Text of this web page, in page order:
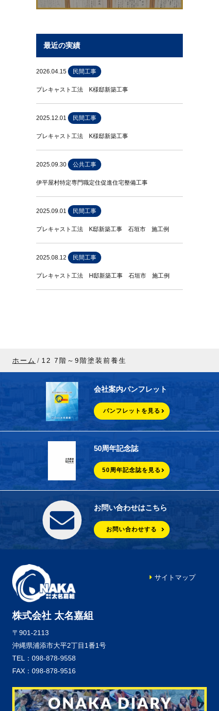
最近の実績
2026.04.15 民間工事
プレキャスト工法 K様邸新築工事
2025.12.01 民間工事
プレキャスト工法 K様邸新築工事
2025.09.30 公共工事
伊平屋村特定専門職定住促進住宅整備工事
2025.09.01 民間工事
プレキャスト工法 K邸新築工事 石垣市 施工例
2025.08.12 民間工事
プレキャスト工法 H邸新築工事 石垣市 施工例
ホーム 12 7階～9階塗装前養生
会社案内パンフレット
パンフレットを見る
50周年記念誌
50周年記念誌を見る
お問い合わせはこちら
お問い合わせする
株式会社 太名嘉組
〒901-2113
沖縄県浦添市大平2丁目1番1号
TEL：098-878-9558
FAX：098-878-9516
サイトマップ